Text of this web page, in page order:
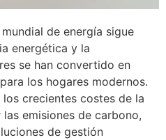
de energía sigue
energética y la
se han convertido en
los hogares modernos.
crecientes costes de la
emisiones de carbono,
de gestión